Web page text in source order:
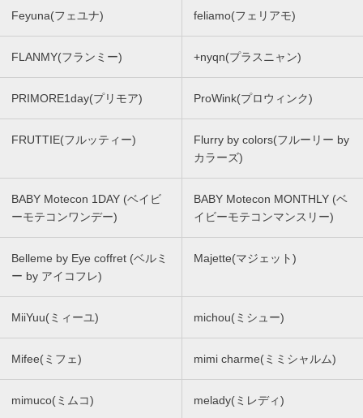
Feyuna(フェユナ) feliamo(フェリアモ)
FLANMY(フランミー) +nyqn(プラスニャン)
PRIMORE1day(プリモア) ProWink(プロウィンク)
FRUTTIE(フルッティー)
Flurry by colors(フルーリー by
カラーズ)
BABY Motecon 1DAY (ベイビ
ーモテコンワンデー)
BABY Motecon MONTHLY (ベ
イビーモテコンマンスリー)
Belleme by Eye coffret (ベルミ
ー by アイコフレ)
Majette(マジェット)
MiiYuu(ミィーユ) michou(ミシュー)
Mifee(ミフェ) mimi charme(ミミシャルム)
mimuco(ミムコ) melady(ミレディ)